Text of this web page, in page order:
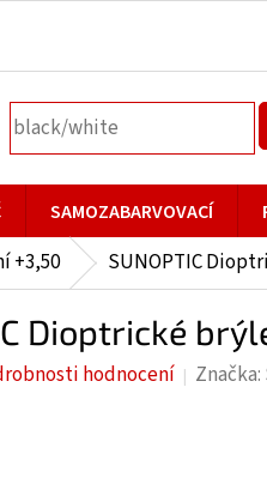
SAMOZABARVOVACÍ
+3,50 SUNOPTIC
Dioptrické
hodnocení Značka: